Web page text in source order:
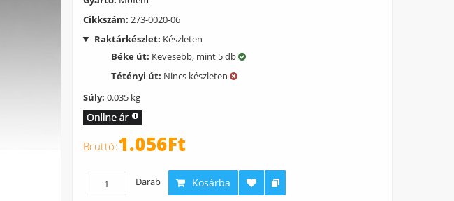
Cikkszám: 273-0020-06
Raktárkészlet: Készleten
Béke út: Kevesebb, mint 5 db
Tétényi út: Nincs készleten
Súly: 0.035 kg
1.056Ft
Darab Kosárba